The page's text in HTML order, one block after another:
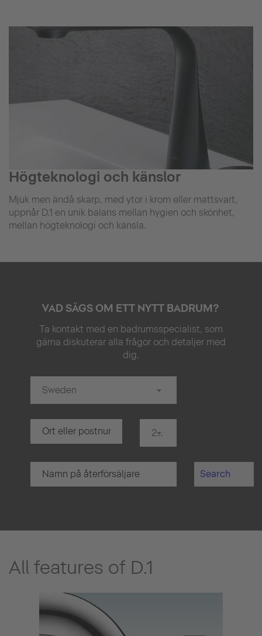
Högteknologi och känslor
Mjuk men ändå skarp, med ytor i krom eller mattsvart,
uppnår D.1 en unik balans mellan hygien och skönhet,
mellan högteknologi och känsla.
VAD SÄGS OM ETT NYTT BADRUM?
Ta kontakt med en badrumsspecialist, som
gärna diskuterar alla frågor och detaljer med
dig.
Sweden
20 km
Search
All features of D.1